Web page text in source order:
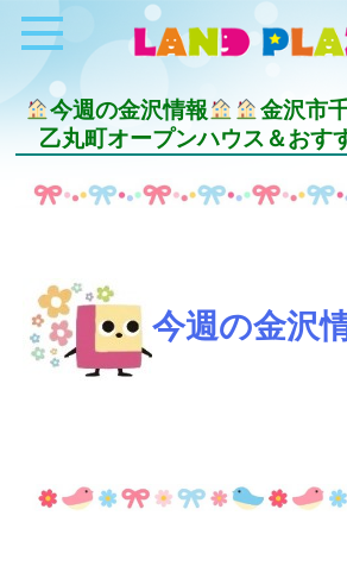
今週の金沢情報
金沢市
乙丸町オープンハウス＆おす
今週の金沢